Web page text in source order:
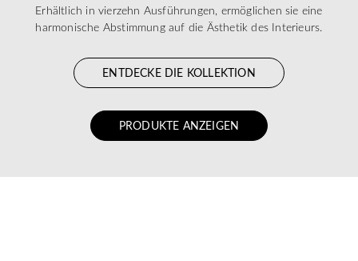
Erhältlich in vierzehn Ausführungen, ermöglichen sie eine
harmonische Abstimmung auf die Ästhetik des Interieurs.
ENTDECKE DIE KOLLEKTION
PRODUKTE ANZEIGEN